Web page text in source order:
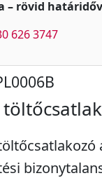
– rövid
626 3747